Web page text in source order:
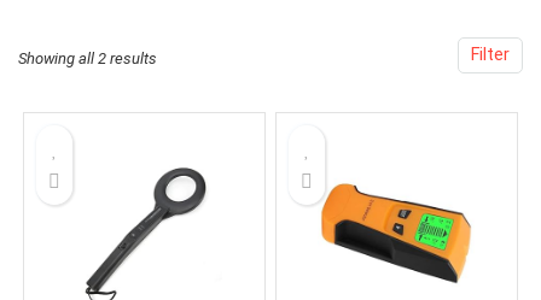
Filter
Showing all 2 results